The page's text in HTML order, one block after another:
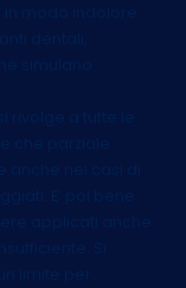
modo indolore.
dentali,
simulano
rivolge a tutte le
che parziale.
anche nei casi di
E’ poi bene
applicati anche
Si
limite per